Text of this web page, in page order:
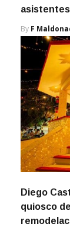
By F
Diego
quiosco